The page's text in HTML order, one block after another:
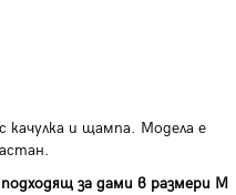
качулка и щампа. Модела е
за дами в размери M